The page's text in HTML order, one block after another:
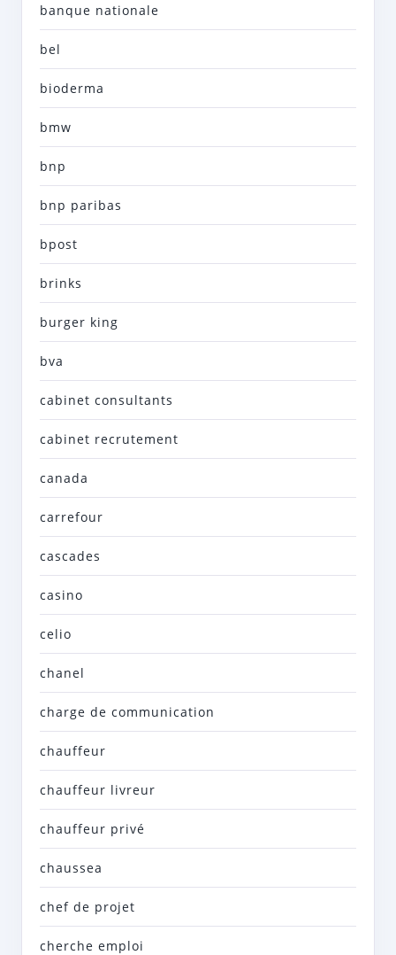
banque nationale
bel
bioderma
bmw
bnp
bnp paribas
bpost
brinks
burger king
bva
cabinet consultants
cabinet recrutement
canada
carrefour
cascades
casino
celio
chanel
charge de communication
chauffeur
chauffeur livreur
chauffeur privé
chaussea
chef de projet
cherche emploi